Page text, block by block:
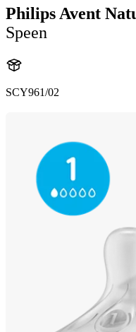
Philips Avent
Speen
SCY961/02